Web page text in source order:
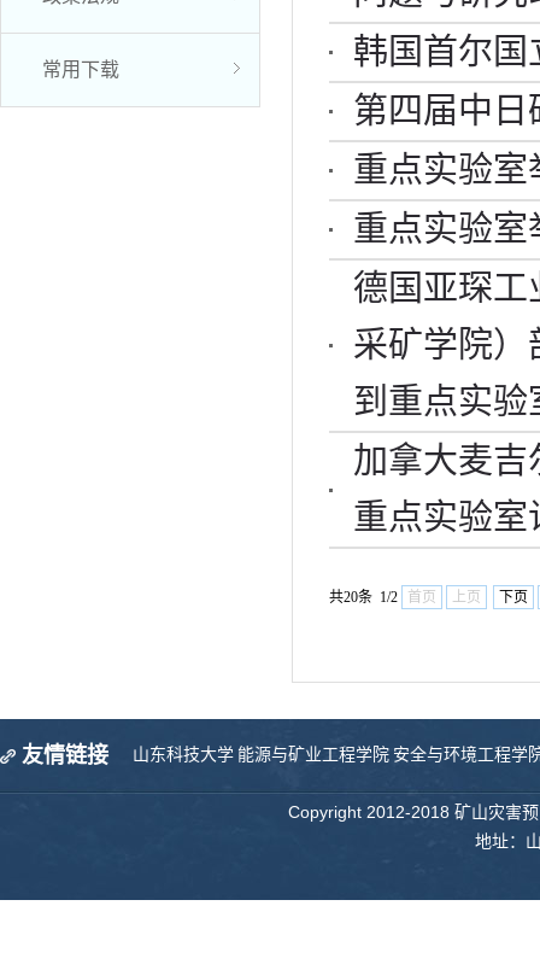
常用下载
韩国首尔国
第四届中日
重点实验室
重点实验室
德国亚琛工
采矿学院）
到重点实验
加拿大麦吉
重点实验室
共20条 1/2 首页 上页 下页
友情链接 山东科技大学 能源与矿业工程学院 安全与环境工程学
Copyright 2012-2018 矿山灾害
地址：